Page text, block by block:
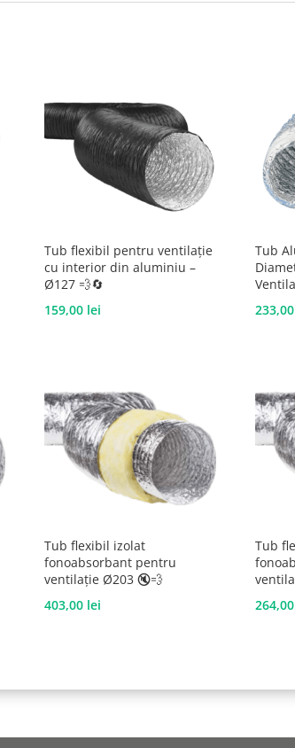
Tub flexibil pentru ventilație
cu interior din aluminiu –
Ø127 💨🔄
159,00 lei
Tub
233,00
Tub flexibil izolat
fonoabsorbant pentru
ventilație Ø203 🔇💨
403,00 lei
Tub
264,00